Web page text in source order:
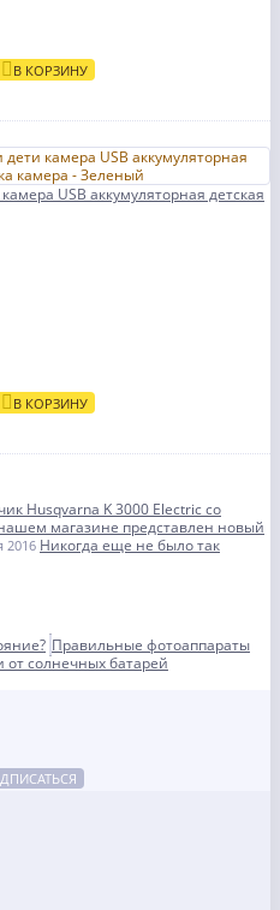
В КОРЗИНУ
USB аккумуляторная детская
В КОРЗИНУ
Husqvarna K 3000 Electric со
магазине представлен новый
2016 Никогда еще не было так
Правильные фотоаппараты
от солнечных батарей